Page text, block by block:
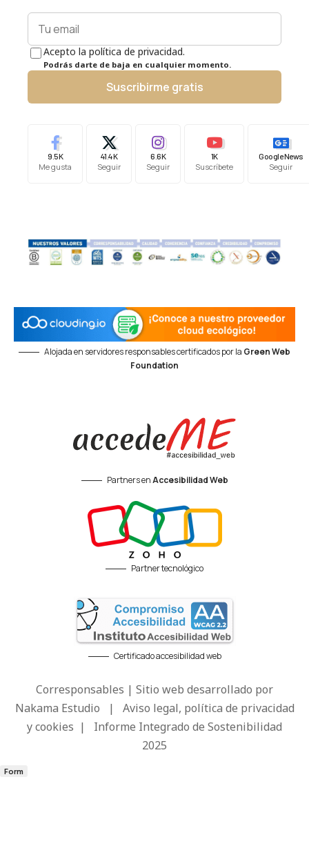
Acepto la política de privacidad.
Podrás darte de baja en cualquier momento.
Suscribirme gratis
9.5K
Me gusta
41.4K
Seguir
6.6K
Seguir
1K
Suscríbete
Google News
Seguir
Alojada en servidores responsables certificados por la Green Web
Foundation
Partners enAccesibilidad Web
Partner tecnológico
Certificado accesibilidad web
Corresponsables | Sitio web desarrollado por
Nakama Estudio | Aviso legal, política de privacidad
y cookies | Informe Integrado de Sostenibilidad
2025
Form